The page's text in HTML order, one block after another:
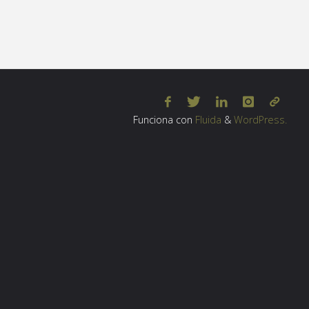
Funciona con Fluida & WordPress.